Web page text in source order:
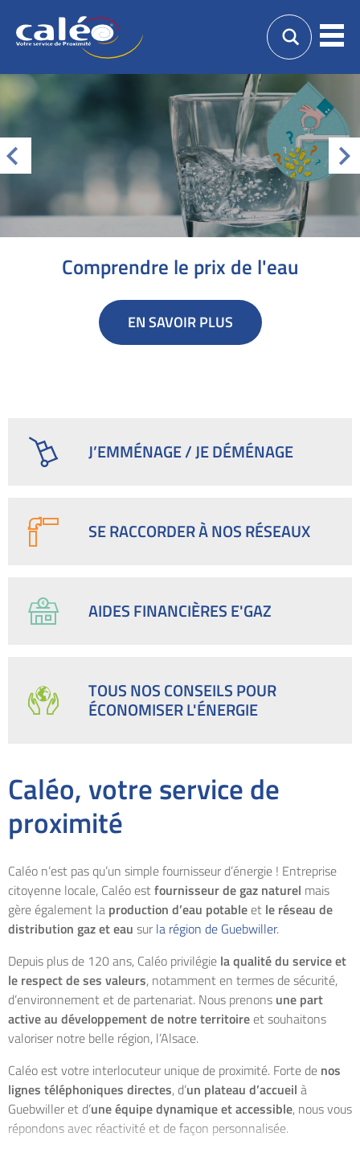
Caléo
Guebwiller
service
de
proximité
Comprendre le prix de l'eau
EN SAVOIR PLUS
J’EMMÉNAGE / JE DÉMÉNAGE
SE RACCORDER À NOS RÉSEAUX
AIDES FINANCIÈRES E'GAZ
TOUS NOS CONSEILS POUR
ÉCONOMISER L'ÉNERGIE
Caléo, votre service de
proximité
Caléo n’est pas qu’un simple fournisseur d’énergie ! Entreprise
citoyenne locale, Caléo estfournisseur de gaz naturel mais
gère également la production d’eau potable et le réseau de
distribution gaz et eau sur la région de Guebwiller.
Depuis plus de 120 ans, Caléo privilégie la qualité du service et
le respect de ses valeurs, notamment en termes de sécurité,
d’environnement et de partenariat. Nous prenons une part
active au développement de notre territoire et souhaitons
valoriser notre belle région, l’Alsace.
Caléo est votre interlocuteur unique de proximité. Forte de nos
lignes téléphoniques directes, d’un plateau d’accueil à
Guebwiller et d’une équipe dynamique et accessible, nous vous
répondons avec réactivité et de façon personnalisée.